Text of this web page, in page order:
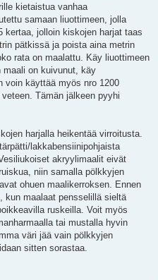
kietaistua vanhaa
samaan liuottimeen, jolla
kertaa, jolloin kiskojen harjat taas
pätkissä ja poista aina metrin
rata on maalattu. Käy liuottimeen
maali on kuivunut, käy
voin käyttää myös nro 1200
Tämän jälkeen pyyhi
harjalla heikentää virroitusta.
lakkabensiinipohjaista
akryylimaalit eivät
niin samalla pölkkyjen
ohuen maalikerroksen. Ennen
kun maalaat pensselillä sieltä
ruskeilla. Voit myös
tai mustalla hyvin
väri jää vain pölkkyjen
sitten sorastaa.